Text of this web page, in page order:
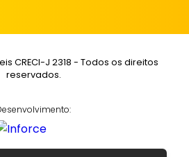
CRECI-J 2318 - Todos os direitos
reservados.